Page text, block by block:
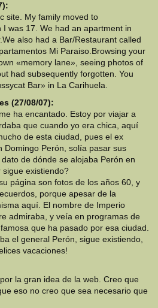
site. My family moved to
was 17. We had an apartment in
also had a Bar/Restaurant called
Mi Paraiso.Browsing your
«memory lane», seeing photos of
had subsequently forgotten. You
Bar» in La Carihuela.
(27/08/07):
ha encantado. Estoy por viajar a
que cuando yo era chica, aquí
de esta ciudad, pues el ex
Domingo Perón, solía pasar sus
de dónde se alojaba Perón en
sigue existiendo?
página son fotos de los años 60, y
porque apesar de la
aquí. El nombre de Imperio
admiraba, y veía en programas de
que ha pasado por esa ciudad.
el general Perón, sigue existiendo,
vacaciones!
la gran idea de la web. Creo que
eso no creo que sea necesario que